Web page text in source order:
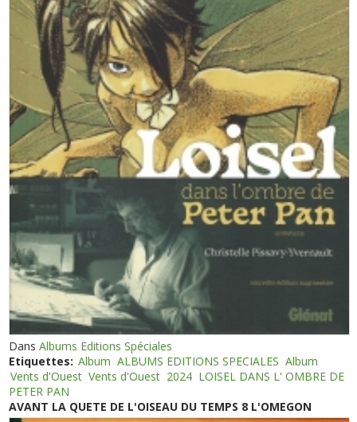
DansAlbums Editions Spéciales
Etiquettes: Album ALBUMS EDITIONS SPECIALES Album
Vents d'Ouest Vents d'Ouest 2024 LOISEL DANS L' OMBRE DE
PETER PAN
AVANT LA QUETE DE L'OISEAU DU TEMPS 8 L'OMEGON